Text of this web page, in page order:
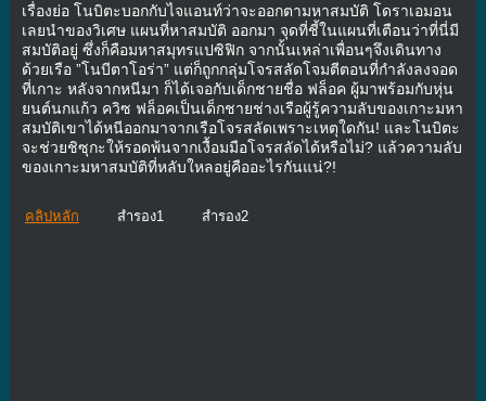
เรื่องย่อ โนบิตะบอกกับไจแอนท์ว่าจะออกตามหาสมบัติ โดราเอมอน
เลยนำของวิเศษ แผนที่หาสมบัติ ออกมา จุดที่ชี้ในแผนที่เตือนว่าที่นี่มี
สมบัติอยู่ ซึ่งก็คือมหาสมุทรแปซิฟิก จากนั้นเหล่าเพื่อนๆจึงเดินทาง
ด้วยเรือ ”โนบีตาโอร่า” แต่ก็ถูกกลุ่มโจรสลัดโจมตีตอนที่กำลังลงจอด
ที่เกาะ หลังจากหนีมา ก็ได้เจอกับเด็กชายชื่อ ฟล็อค ผู้มาพร้อมกับหุ่น
ยนต์นกแก้ว ควิซ ฟล็อคเป็นเด็กชายช่างเรือผู้รู้ความลับของเกาะมหา
สมบัติเขาได้หนีออกมาจากเรือโจรสลัดเพราะเหตุใดกัน! และโนบิตะ
จะช่วยชิซุกะให้รอดพ้นจากเงื้อมมือโจรสลัดได้หรือไม่? แล้วความลับ
ของเกาะมหาสมบัติที่หลับใหลอยู่คืออะไรกันแน่?!
คลิปหลัก สำรอง1 สำรอง2